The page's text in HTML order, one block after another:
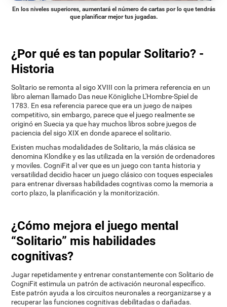
En los niveles superiores, aumentará el número de cartas por lo que tendrás
que planificar mejor tus jugadas.
¿Por qué es tan popular Solitario? -
Historia
Solitario se remonta al sigo XVIII con la primera referencia en un
libro aleman llamado Das neue Königliche L'Hombre-Spiel de
1783. En esa referencia parece que era un juego de naipes
competitivo, sin embargo, parece que el juego realmente se
originó en Suecia ya que hay muchos libros sobre juegos de
paciencia del sigo XIX en donde aparece el solitario.
Existen muchas modalidades de Solitario, la más clásica se
denomina Klondike y es las utilizada en la versión de ordenadores
y moviles. CogniFit al ver que es un juego con tanta historia y
versatilidad decidio hacer un juego clásico con toques especiales
para entrenar diversas habilidades cogntivas como la memoria a
corto plazo, la planificación y la monitorización.
¿Cómo mejora el juego mental
“Solitario” mis habilidades
cognitivas?
Jugar repetidamente y entrenar constantemente con Solitario de
CogniFit estimula un patrón de activación neuronal específico.
Este patrón ayuda a los circuitos neuronales a reorganizarse y a
recuperar las funciones cognitivas debilitadas o dañadas.